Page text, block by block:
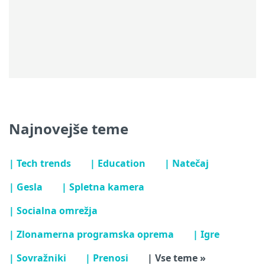
Najnovejše teme
| Tech trends | Education
| Natečaj
| Gesla
| Spletna kamera
| Socialna omrežja
| Zlonamerna programska oprema
| Igre
| Sovražniki
| Prenosi | Vse teme »